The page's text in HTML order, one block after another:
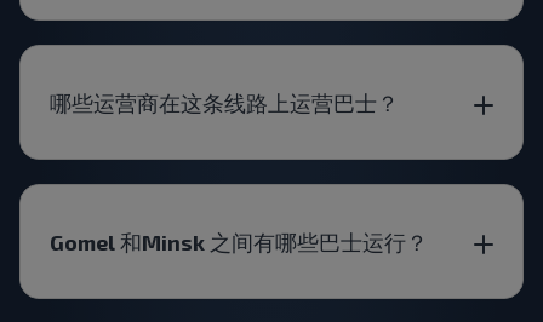
哪些运营商在这条线路上运营巴士？
Gomel 和Minsk 之间有哪些巴士运行？